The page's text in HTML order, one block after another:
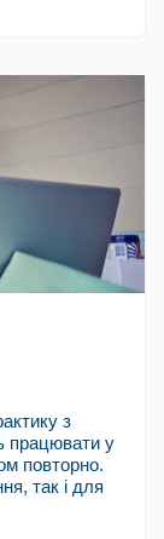
з
працювати у
повторно.
так і для